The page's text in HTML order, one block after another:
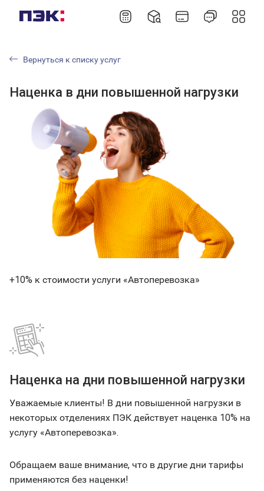
Вернуться к списку услуг
Наценка в дни повышенной нагрузки
+10% к стоимости услуги «Автоперевозка»
Наценка на дни повышенной нагрузки
Уважаемые клиенты! В дни повышенной нагрузки в
некоторых отделениях ПЭК действует наценка 10% на
услугу «Автоперевозка».
Обращаем ваше внимание, что в другие дни тарифы
применяются без наценки!